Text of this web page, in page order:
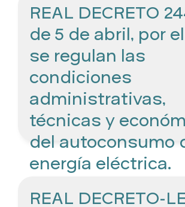
REAL DECRETO
de 5 de abril, por
se regulan las
condiciones
administrativas,
técnicas y
del autoconsumo
energía eléctrica.
REAL DECRETO-